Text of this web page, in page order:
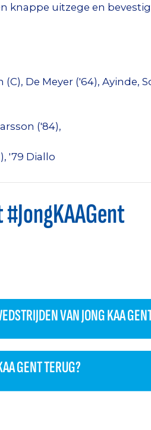
knappe uitzege en
De Meyer ('64), Ayinde,
('84),
'79 Diallo
VAN JONG KAA
GENT TERUG?